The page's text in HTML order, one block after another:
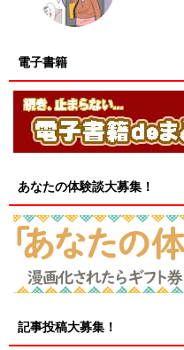
電子書籍
あなたの体験談大募集！
記事投稿大募集！